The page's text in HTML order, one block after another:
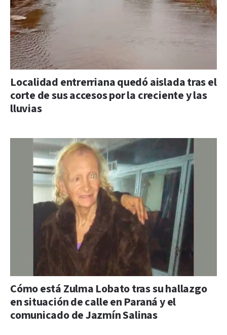
Localidad entrerriana quedó aislada tras el
corte de sus accesos por la creciente y las
lluvias
Cómo está Zulma Lobato tras su hallazgo
en situación de calle en Paraná y el
comunicado de Jazmín Salinas